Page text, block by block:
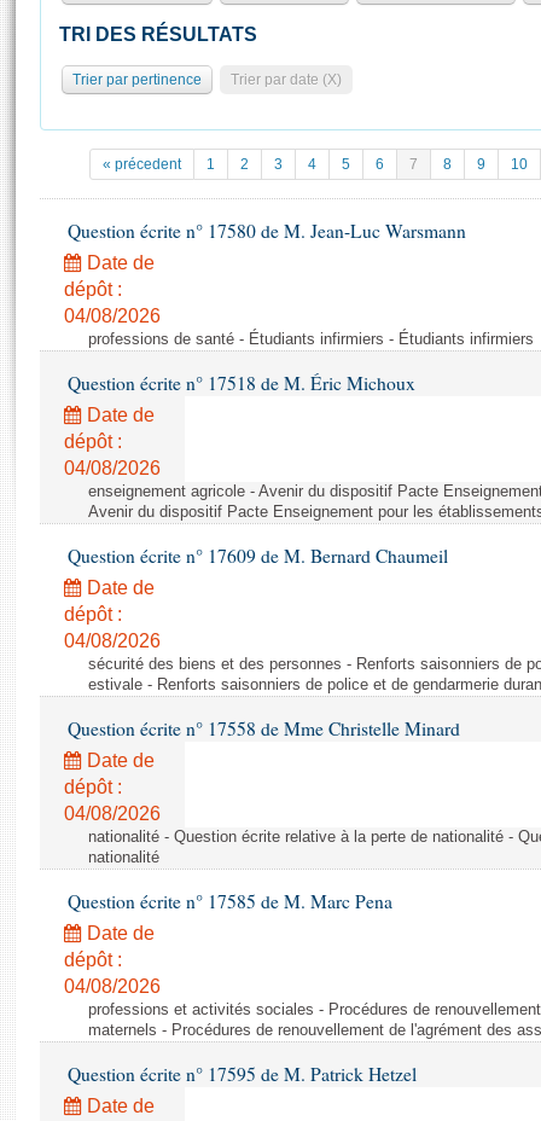
Pétitions
Projets de loi
Propositions de loi
Amendements
Textes adoptés
Rapports d'information
Rapports d'enquête
Rapports législatifs
Baromètre de l’application des lois
Dossiers législatifs
Budget et sécurité sociale
Questions écrites et orales
Comptes rendus des débats
Statistiques et chiffres clés
Documents de référence
( Constitution | Règlement de l'Assemblée ... )
Histoire
Juniors
Anciennes législatures
Liens vers les sites publics
La Bibliothèque
Contacts et plan d'accès
Photos libres de droit
TRI DES RÉSULTATS
Trier par pertinence Trier par date (X)
« précedent 1 2 3 4 5 6 7 8 9 10
Question écrite n° 17580 de M. Jean-Luc Warsmann
Date de
dépôt :
04/08/2026
professions de santé - Étudiants infirmiers - Étudiants infirmiers
Question écrite n° 17518 de M. Éric Michoux
Date de
dépôt :
04/08/2026
enseignement agricole - Avenir du dispositif Pacte
Avenir du dispositif Pacte Enseignement pour les
Question écrite n° 17609 de M. Bernard Chaumeil
Date de
dépôt :
04/08/2026
sécurité des biens et des personnes - Renforts saisonniers de
estivale - Renforts saisonniers de police et de gendarmerie
Question écrite n° 17558 de Mme Christelle Minard
Date de
dépôt :
04/08/2026
nationalité - Question écrite relative à la perte de nationalité -
nationalité
Question écrite n° 17585 de M. Marc Pena
Date de
dépôt :
04/08/2026
professions et activités sociales - Procédures de
maternels - Procédures de renouvellement de l'agrément des
Question écrite n° 17595 de M. Patrick Hetzel
Date de